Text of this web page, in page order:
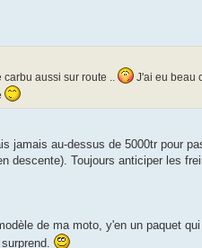
carbu aussi sur route ..
J'ai eu beau
jamais au-dessus de 5000tr pour
descente). Toujours anticiper les
de ma moto, y'en un paquet